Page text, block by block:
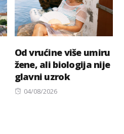
Od vrućine više umiru
žene, ali biologija nije
glavni uzrok
Posted
04/08/2026